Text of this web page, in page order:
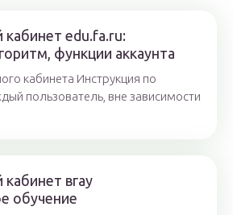
кабинет edu.fa.ru:
функции аккаунта
кабинета Инструкция по
пользователь, вне зависимости
вгау
обучение